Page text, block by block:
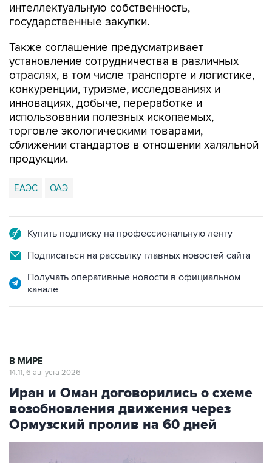
интеллектуальную собственность,
государственные закупки.
Также соглашение предусматривает
установление сотрудничества в различных
отраслях, в том числе транспорте и логистике,
конкуренции, туризме, исследованиях и
инновациях, добыче, переработке и
использовании полезных ископаемых,
торговле экологическими товарами,
сближении стандартов в отношении халяльной
продукции.
ЕАЭС ОАЭ
Купить подписку на профессиональную ленту
Подписаться на рассылку главных новостей сайта
Получать оперативные новости в официальном
канале
В МИРЕ
14:11, 6 августа 2026
Иран и Оман договорились о схеме
возобновления движения через
Ормузский пролив на 60 дней